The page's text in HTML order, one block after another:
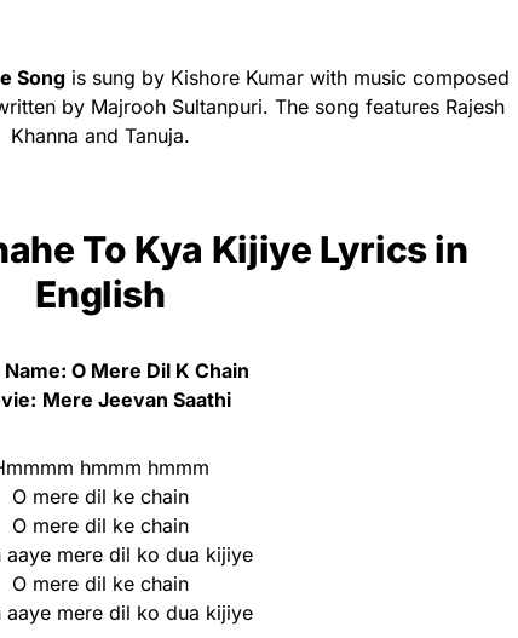
Song is sung by Kishore Kumar with music composed
by Majrooh Sultanpuri. The song features Rajesh
Khanna and Tanuja.
To Kya Kijiye Lyrics in
English
Name: O Mere Dil K Chain
Mere Jeevan Saathi
hmmm hmmm
O mere dil ke chain
O mere dil ke chain
aaye mere dil ko dua kijiye
O mere dil ke chain
aaye mere dil ko dua kijiye